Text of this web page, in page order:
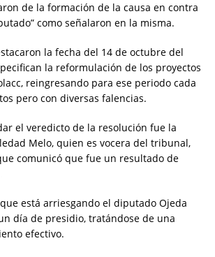
de la formación de la causa en contra
como señalaron en la misma.
la fecha del 14 de octubre del
la reformulación de los proyectos
reingresando para ese periodo cada
pero con diversas falencias.
el veredicto de la resolución fue la
Melo, quien es vocera del tribunal,
comunicó que fue un resultado de
está arriesgando el diputado Ojeda
día de presidio, tratándose de una
efectivo.